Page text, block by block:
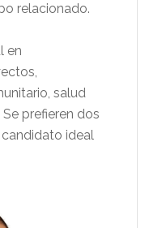
relacionado.
en
salud
prefieren dos
candidato ideal